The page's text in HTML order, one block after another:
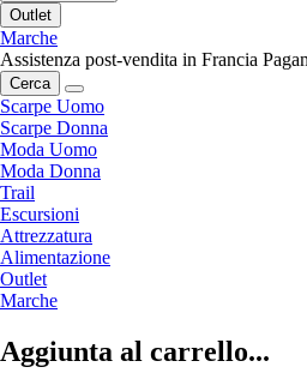
Outlet
Marche
Assistenza post-vendita in Francia
Cerca
Scarpe Uomo
Scarpe Donna
Moda Uomo
Moda Donna
Trail
Escursioni
Attrezzatura
Alimentazione
Outlet
Marche
Aggiunta al carrello...